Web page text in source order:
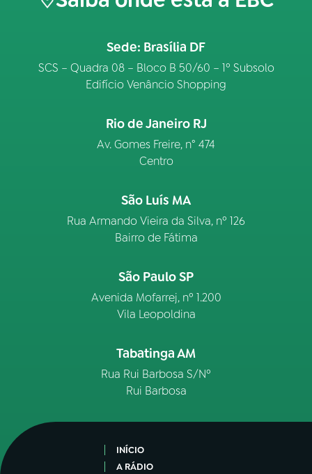
Sede: Brasília DF
SCS – Quadra 08 – Bloco B 50/60 – 1º Subsolo
Edifício Venâncio Shopping
Rio de Janeiro RJ
Av. Gomes Freire, n° 474
Centro
São Luís MA
Rua Armando Vieira da Silva, nº 126
Bairro de Fátima
São Paulo SP
Avenida Mofarrej, nº 1.200
Vila Leopoldina
Tabatinga AM
Rua Rui Barbosa S/Nº
Rui Barbosa
INÍCIO
A RÁDIO